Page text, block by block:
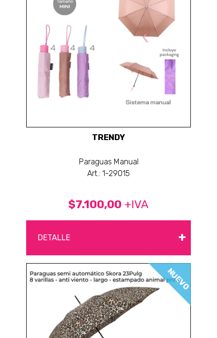
TRENDY
Paraguas Manual
Art.: 1-29015
$7.100,00 +IVA
DETALLE +
NUEVO